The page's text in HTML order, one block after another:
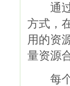
通过
方式，
用的资
量资源
每个